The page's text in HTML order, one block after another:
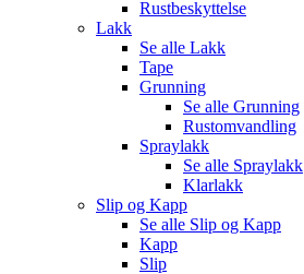
Rustbeskyttelse
Lakk
Se alle Lakk
Tape
Grunning
Se alle Grunning
Rustomvandling
Spraylakk
Se alle Spraylakk
Klarlakk
Slip og Kapp
Se alle Slip og Kapp
Kapp
Slip